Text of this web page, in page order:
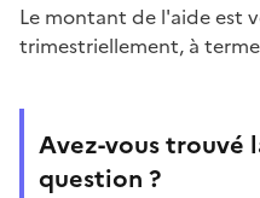
Le montant de l'aide est
trimestriellement, à
Avez-vous trouvé
question ?